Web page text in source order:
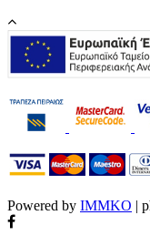
Powered by IMMKO |